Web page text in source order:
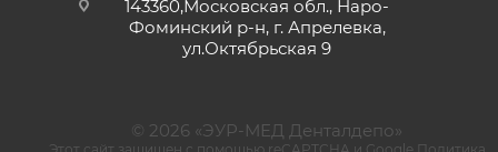
143360,Московская обл., Наро-
Фоминский р-н, г. Апрелевка,
ул.Октябрьская 9
© 2026 «ЭУР-МЕД Денталдепо»